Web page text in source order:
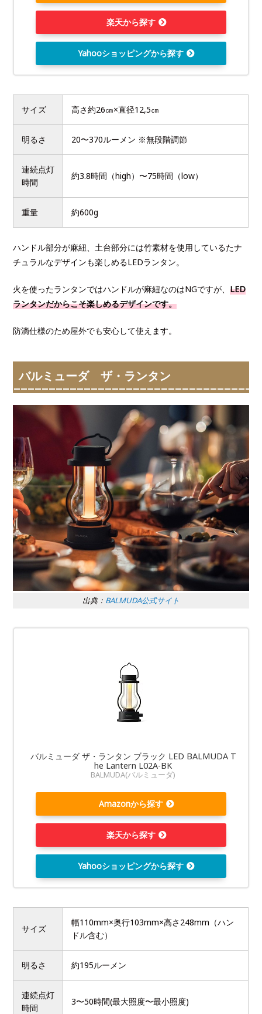
楽天から探す
Yahooショッピングから探す
サイズ 高さ約26㎝×直径12,5㎝
明るさ 20〜370ルーメン ※無段階調節
連続点灯
時間
約3.8時間（high）〜75時間（low）
重量 約600g
ハンドル部分が麻紐、土台部分には竹素材を使用しているたナ
チュラルなデザインも楽しめるLEDランタン。
火を使ったランタンではハンドルが麻紐なのはNGですが、LED
ランタンだからこそ楽しめるデザインです。
防滴仕様のため屋外でも安心して使えます。
バルミューダ ザ・ランタン
出典： BALMUDA公式サイト
バルミューダ ザ・ランタン ブラック LED BALMUDA T
he Lantern L02A-BK
BALMUDA(バルミューダ)
Amazonから探す
楽天から探す
Yahooショッピングから探す
サイズ
幅110mm×奥行103mm×高さ248mm（ハン
ドル含む）
明るさ 約195ルーメン
連続点灯
時間
3〜50時間(最大照度〜最小照度)